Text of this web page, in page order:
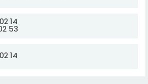
14
53
14